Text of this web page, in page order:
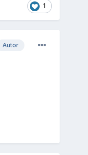
1
Autor